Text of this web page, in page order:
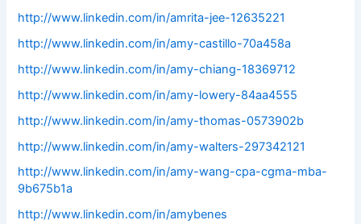
http://www.linkedin.com/in/amrita-jee-12635221
http://www.linkedin.com/in/amy-castillo-70a458a
http://www.linkedin.com/in/amy-chiang-18369712
http://www.linkedin.com/in/amy-lowery-84aa4555
http://www.linkedin.com/in/amy-thomas-0573902b
http://www.linkedin.com/in/amy-walters-297342121
http://www.linkedin.com/in/amy-wang-cpa-cgma-mba-
9b675b1a
http://www.linkedin.com/in/amybenes